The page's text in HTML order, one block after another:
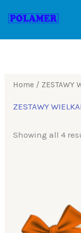
Home / ZESTAWY
ZESTAWY
Showing all 4